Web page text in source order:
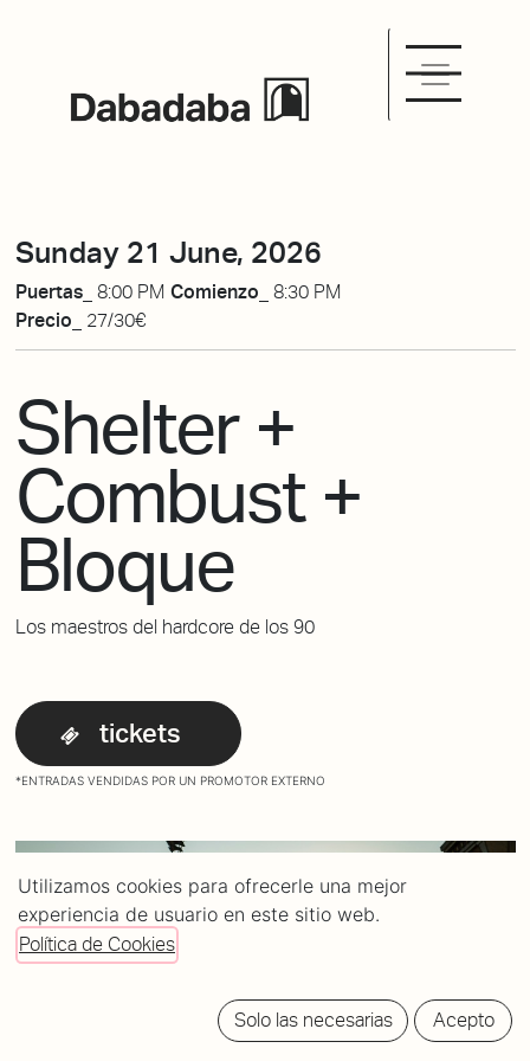
Sunday 21 June, 2026
Puertas_ 8:00 PM Comienzo_ 8:30 PM
Precio_ 27/30€
Shelter +
Combust +
Bloque
Los maestros del hardcore de los 90
tickets
*ENTRADAS VENDIDAS POR UN PROMOTOR EXTERNO
Utilizamos cookies para ofrecerle una mejor
experiencia de usuario en este sitio web.
Política de Cookies
Solo las necesarias Acepto